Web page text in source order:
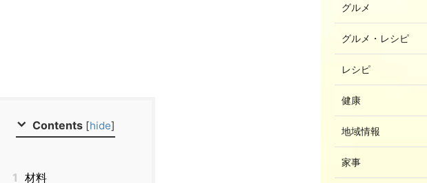
Contents [hide]
1 材料
グルメ
グルメ・レシピ
レシピ
健康
地域情報
家事